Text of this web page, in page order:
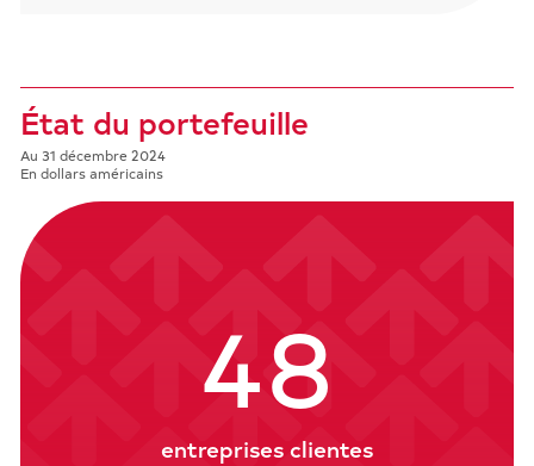
État du portefeuille
Au 31 décembre 2024
En dollars américains
48
entreprises clientes